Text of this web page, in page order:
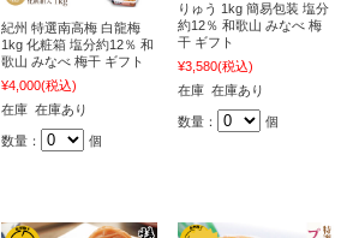
紀州 特選南高梅 白龍梅
1kg 化粧箱 塩分約12％ 和
歌山 みなべ 梅干 ギフト
¥4,000(税込)
在庫 在庫あり
数量： 個
りゅう 1kg 簡易包装 塩分
約12％ 和歌山 みなべ 梅
干 ギフト
¥3,580(税込)
在庫 在庫あり
数量： 個